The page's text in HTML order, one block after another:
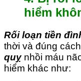
hiểm
Rối loạn tiền
thời và đúng
quỵnhồi máu
hiểm khác như: